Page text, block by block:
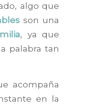
algo que
son una
, ya que
palabra tan
acompaña
en la